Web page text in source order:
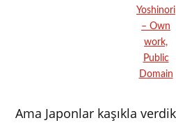
Yoshinori
– Own
work,
Public
Domain
Ama Japonlar kaşıkla